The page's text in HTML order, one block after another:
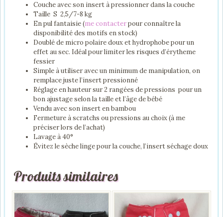
Couche avec son insert à pressionner dans la couche
Taille S 2,5/7-8 kg
En pul fantaisie (me contacterpour connaître la
disponibilité des motifs en stock)
Doublé de micro polaire doux et hydrophobe pour un
effet au sec. Idéal pour limiter les risques d’érytheme
fessier
Simple à utiliser avec un minimum de manipulation, on
remplace juste l’insert pressionné
Réglage en hauteur sur 2 rangées de pressions pour un
bon ajustage selon la taille et l’âge de bébé
Vendu avec son insert en bambou
Fermeture à scratchs ou pressions au choix (à me
préciser lors de l’achat)
Lavage à 40°
Évitez le sèche linge pour la couche, l’insert séchage doux
Produits similaires